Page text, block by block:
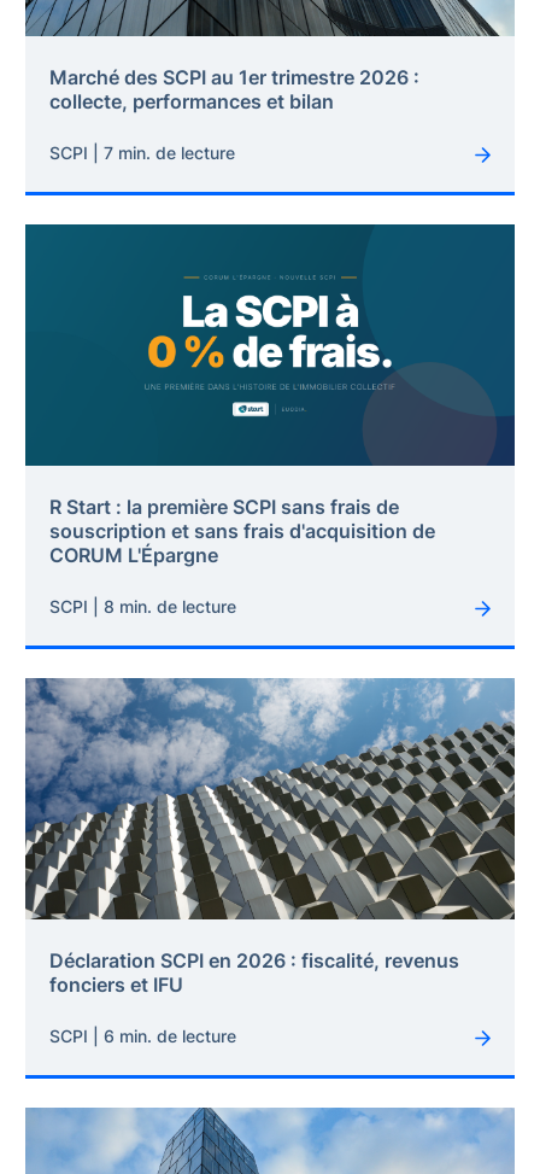
Marché des SCPI au 1er trimestre 2026 :
collecte, performances et bilan
SCPI | 7 min. de lecture
R Start : la première SCPI sans frais de
souscription et sans frais d'acquisition de
CORUM L'Épargne
SCPI | 8 min. de lecture
Déclaration SCPI en 2026 : fiscalité, revenus
fonciers et IFU
SCPI | 6 min. de lecture